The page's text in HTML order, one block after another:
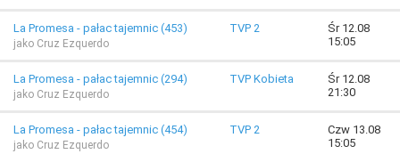
La Promesa - pałac tajemnic (453)
jako Cruz Ezquerdo
TVP 2
Śr 12.08
15:05
La Promesa - pałac tajemnic (294)
jako Cruz Ezquerdo
TVP Kobieta
Śr 12.08
21:30
La Promesa - pałac tajemnic (454)
jako Cruz Ezquerdo
TVP 2
Czw 13.08
15:05